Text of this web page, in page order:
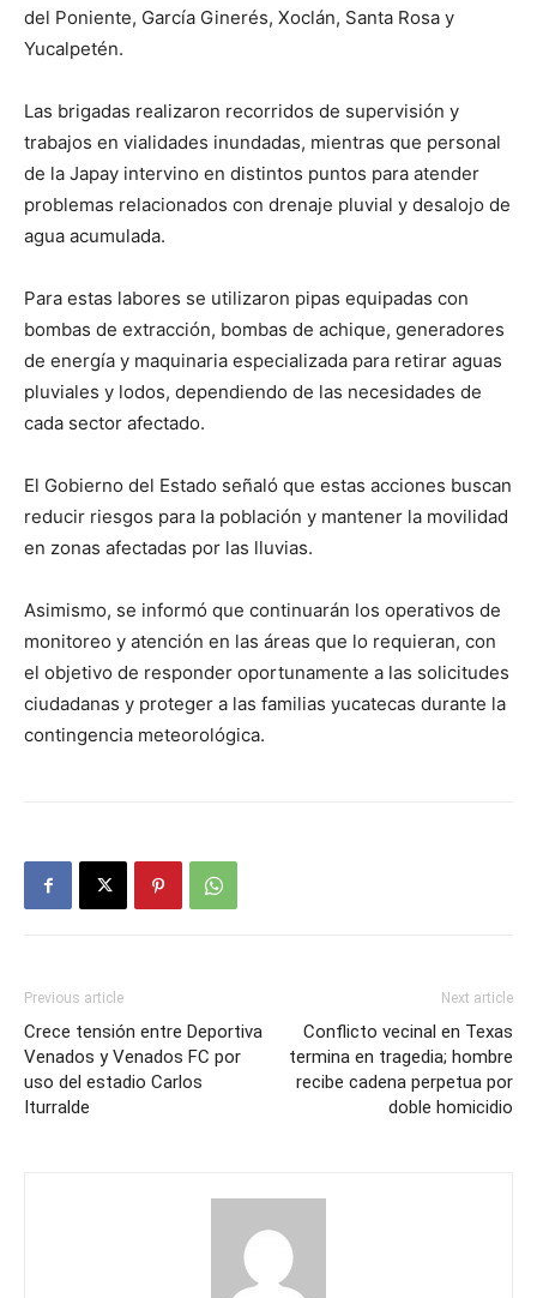
del Poniente, García Ginerés, Xoclán, Santa Rosa y
Yucalpetén.
Las brigadas realizaron recorridos de supervisión y
trabajos en vialidades inundadas, mientras que personal
de la Japay intervino en distintos puntos para atender
problemas relacionados con drenaje pluvial y desalojo de
agua acumulada.
Para estas labores se utilizaron pipas equipadas con
bombas de extracción, bombas de achique, generadores
de energía y maquinaria especializada para retirar aguas
pluviales y lodos, dependiendo de las necesidades de
cada sector afectado.
El Gobierno del Estado señaló que estas acciones buscan
reducir riesgos para la población y mantener la movilidad
en zonas afectadas por las lluvias.
Asimismo, se informó que continuarán los operativos de
monitoreo y atención en las áreas que lo requieran, con
el objetivo de responder oportunamente a las solicitudes
ciudadanas y proteger a las familias yucatecas durante la
contingencia meteorológica.
Previous article
Crece tensión entre Deportiva
Venados y Venados FC por
uso del estadio Carlos
Iturralde
Next article
Conflicto vecinal en Texas
termina en tragedia; hombre
recibe cadena perpetua por
doble homicidio